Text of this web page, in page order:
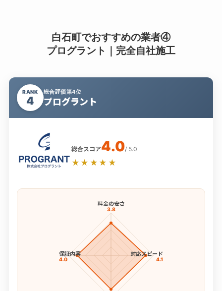
白石町でおすすめの業者④
プログラント｜完全自社施工
RANK
4
総合評価第4位
プログラント
総合スコア4.0/ 5.0
★★★★★
料金の安さ
3.8
対応スピード
4.1
保証内容
4.0